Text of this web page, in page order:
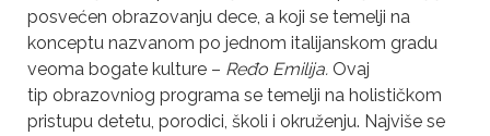
posvećen obrazovanju dece, a koji se temelji na
konceptu nazvanom po jednom italijanskom gradu
veoma bogate kulture – Ređo Emilija.Ovaj
tip obrazovniog programa se temelji na holističkom
pristupu detetu, porodici, školi i okruženju. Najviše se